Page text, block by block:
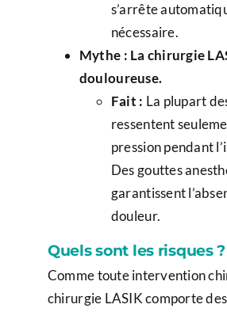
s’arrête
nécessaire.
Mythe : La chirurgie
douloureuse.
Fait : La plupart
ressentent
pression pendant
Des gouttes
garantissent
douleur.
Quels sont les risques ?
Comme toute intervention
chirurgie LASIK comporte